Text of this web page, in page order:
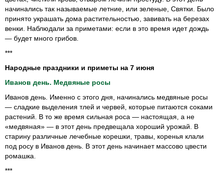
начинались так называемые летние, или зеленые, Святки. Было
принято украшать дома растительностью, завивать на березах
венки. Наблюдали за приметами: если в это время идет дождь
— будет много грибов.
***
Народные праздники и приметы на 7 июня
Иванов день. Медвяные росы
Иванов день. Именно с этого дня, начинались медвяные росы
— сладкие выделения тлей и червей, которые питаются соками
растений. В то же время сильная роса — настоящая, а не
«медвяная» — в этот день предвещала хороший урожай. В
старину различные лечебные корешки, травы, коренья клали
под росу в Иванов день. В этот день начинает массово цвести
ромашка.
***